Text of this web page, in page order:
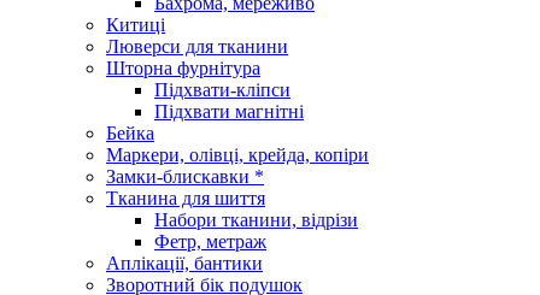
Китиці
Люверси для тканини
Шторна фурнітура
Підхвати-кліпси
Підхвати магнітні
Бейка
Маркери, олівці, крейда, копіри
Замки-блискавки *
Тканина для шиття
Набори тканини, відрізи
Фетр, метраж
Аплікації, бантики
Зворотний бік подушок